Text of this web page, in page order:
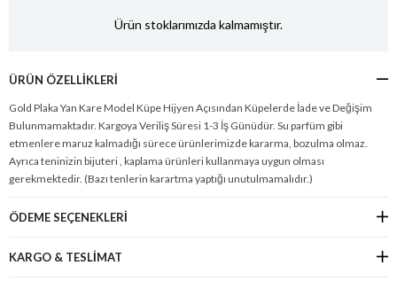
Ürün stoklarımızda kalmamıştır.
ÜRÜN ÖZELLIKLERI
Gold Plaka Yan Kare Model Küpe Hijyen Açısından Küpelerde İade ve Değişim
Bulunmamaktadır. Kargoya Veriliş Süresi 1-3 İş Günüdür. Su parfüm gibi
etmenlere maruz kalmadığı sürece ürünlerimizde kararma, bozulma olmaz.
Ayrıca teninizin bijuteri , kaplama ürünleri kullanmaya uygun olması
gerekmektedir. (Bazı tenlerin karartma yaptığı unutulmamalıdır.)
ÖDEME SEÇENEKLERI
KARGO & TESLİMAT